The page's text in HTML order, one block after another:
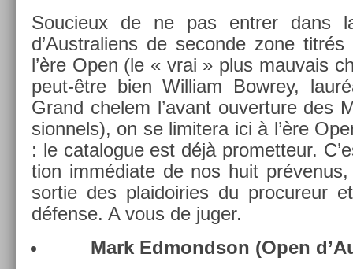
Soucieux de ne pas en­tr­er dans
d’Australiens de secon­de zone
l’ère Open (le « vrai » plus mauvais
peut-être bien Wil­liam Bow­rey,
Grand chelem l’avant ouver­ture des
sion­nels), on se li­mitera ici à l’ère
: le cat­alogue est déjà pro­met­teur.
tion immédiate de nos huit
sor­tie des plaidoi­ries du pro­cureur
défense. A vous de juger.
Mark Ed­mondson (Open